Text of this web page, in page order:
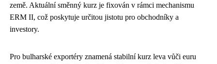
země. Aktuální směnný kurz je fixován v rámci mechanismu
ERM II, což poskytuje určitou jistotu pro obchodníky a
investory.
Pro bulharské exportéry znamená stabilní kurz leva vůči euru